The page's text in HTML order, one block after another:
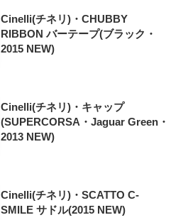
Cinelli(チネリ)・CHUBBY
RIBBON バーテープ(ブラック・
2015 NEW)
Cinelli(チネリ)・キャップ
(SUPERCORSA・Jaguar Green・
2013 NEW)
Cinelli(チネリ)・SCATTO C-
SMILE サドル(2015 NEW)